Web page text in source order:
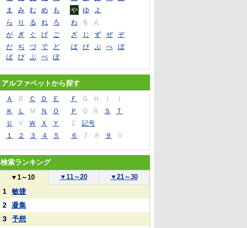
ま
み む め も や ゆ
よ
ら
り る れ ろ わ を
ん
が
ぎ ぐ げ ご ざ じ ず ぜ
ぞ
だ
ぢ づ で ど ば び ぶ べ
ぼ
ぱ
ぴ ぷ ぺ ぽ
アルファベットから探す
Ａ Ｂ Ｃ Ｄ Ｅ Ｆ Ｇ Ｈ Ｉ
Ｊ
Ｋ
Ｌ Ｍ Ｎ Ｏ Ｐ Ｑ Ｒ Ｓ
Ｔ
Ｕ
Ｖ Ｗ Ｘ Ｙ Ｚ
記号
１
２ ３ ４ ５ ６ ７ ８ ９ ０
検索ランキング
▼ 1～10 ▼ 11～20 ▼ 21～30
1
敏捷
2
凝集
3
予想